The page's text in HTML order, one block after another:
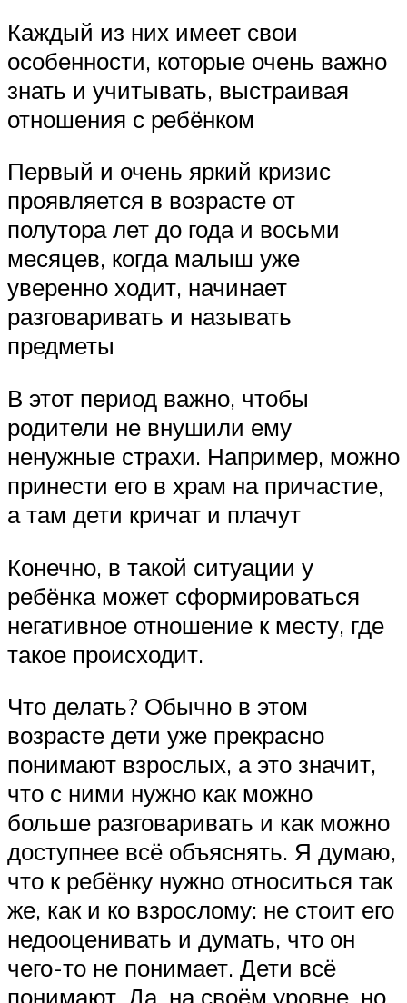
Каждый из них имеет свои
особенности, которые очень важно
знать и учитывать, выстраивая
отношения с ребёнком
Первый и очень яркий кризис
проявляется в возрасте от
полутора лет до года и восьми
месяцев, когда малыш уже
уверенно ходит, начинает
разговаривать и называть
предметы
В этот период важно, чтобы
родители не внушили ему
ненужные страхи. Например, можно
принести его в храм на причастие,
а там дети кричат и плачут
Конечно, в такой ситуации у
ребёнка может сформироваться
негативное отношение к месту, где
такое происходит.
Что делать? Обычно в этом
возрасте дети уже прекрасно
понимают взрослых, а это значит,
что с ними нужно как можно
больше разговаривать и как можно
доступнее всё объяснять. Я думаю,
что к ребёнку нужно относиться так
же, как и ко взрослому: не стоит его
недооценивать и думать, что он
чего-то не понимает. Дети всё
понимают. Да, на своём уровне, но